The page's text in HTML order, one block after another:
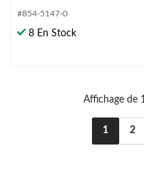
#854-5147-0
8 En Stock
Affichage de
1 2